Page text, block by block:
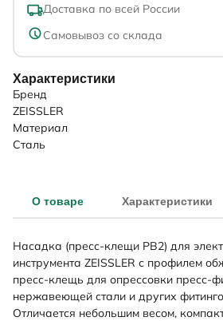
Доставка по всей России
Самовывоз со склада
Характеристики
Бренд
ZEISSLER
Материал
Сталь
О товаре Характеристики
Насадка (пресс-клещи PB2) для
инструмента ZEISSLER с профилем
пресс-клещь для опрессовки пресс-
нержавеющей стали и других
Отличается небольшим весом,